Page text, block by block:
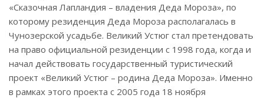
«Сказочная Лапландия – владения Деда Мороза», по
которому резиденция Деда Мороза располагалась в
Чунозерской усадьбе. Великий Устюг стал претендовать
на право официальной резиденции с 1998 года, когда и
начал действовать государственный туристический
проект «Великий Устюг – родина Деда Мороза». Именно
в рамках этого проекта с 2005 года 18 ноября